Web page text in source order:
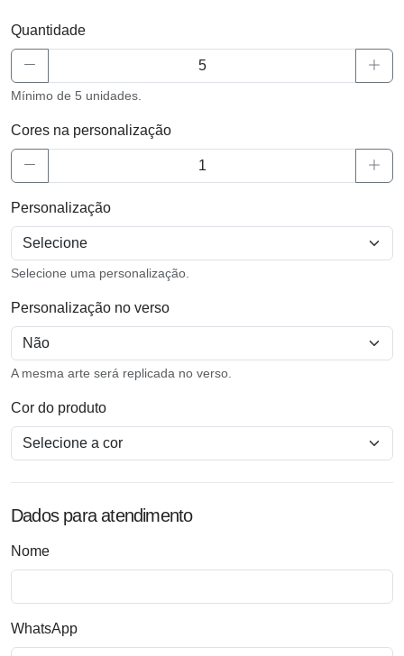
Quantidade
Mínimo de 5 unidades.
Cores na personalização
Personalização
Selecione uma personalização.
Personalização no verso
A mesma arte será replicada no verso.
Cor do produto
Dados para atendimento
Nome
WhatsApp